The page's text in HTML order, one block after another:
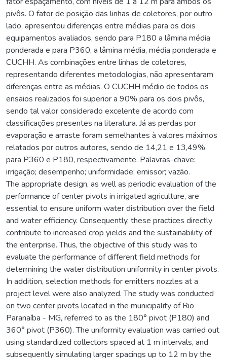
pivôs. O fator de posição das linhas de coletores, por outro
lado, apresentou diferenças entre médias para os dois
equipamentos avaliados, sendo para P180 a lâmina média
ponderada e para P360, a lâmina média, média ponderada e
CUCHH. As combinações entre linhas de coletores,
representando diferentes metodologias, não apresentaram
diferenças entre as médias. O CUCHH médio de todos os
ensaios realizados foi superior a 90% para os dois pivôs,
sendo tal valor considerado excelente de acordo com
classificações presentes na literatura. Já as perdas por
evaporação e arraste foram semelhantes à valores máximos
relatados por outros autores, sendo de 14,21 e 13,49%
para P360 e P180, respectivamente. Palavras-chave:
irrigação; desempenho; uniformidade; emissor; vazão.
The appropriate design, as well as periodic evaluation of the
performance of center pivots in irrigated agriculture, are
essential to ensure uniform water distribution over the field
and water efficiency. Consequently, these practices directly
contribute to increased crop yields and the sustainability of
the enterprise. Thus, the objective of this study was to
evaluate the performance of different field methods for
determining the water distribution uniformity in center pivots.
In addition, selection methods for emitters nozzles at a
project level were also analyzed. The study was conducted
on two center pivots located in the municipality of Rio
Paranaíba - MG, referred to as the 180° pivot (P180) and
360° pivot (P360). The uniformity evaluation was carried out
using standardized collectors spaced at 1 m intervals, and
subsequently simulating larger spacings up to 12 m by the